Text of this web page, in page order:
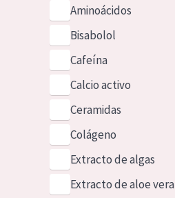
Aminoácidos
Bisabolol
Cafeína
Calcio activo
Ceramidas
Colágeno
Extracto de algas
Extracto de aloe vera